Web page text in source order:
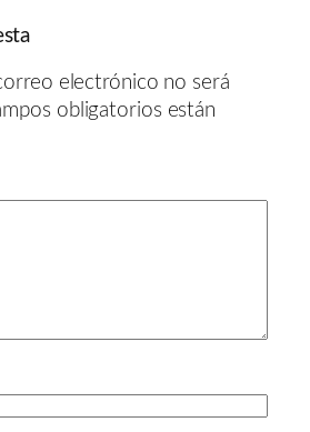
electrónico no será
obligatorios están